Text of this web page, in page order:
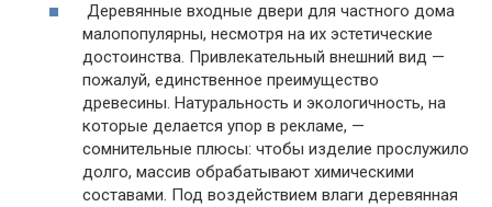
Деревянные входные двери для частного дома
малопопулярны, несмотря на их эстетические
достоинства. Привлекательный внешний вид —
пожалуй, единственное преимущество
древесины. Натуральность и экологичность, на
которые делается упор в рекламе, —
сомнительные плюсы: чтобы изделие прослужило
долго, массив обрабатывают химическими
составами. Под воздействием влаги деревянная